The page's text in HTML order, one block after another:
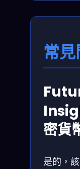
常
密貨
是的，